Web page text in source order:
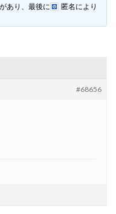
あり、最後に 匿名 により
#68656